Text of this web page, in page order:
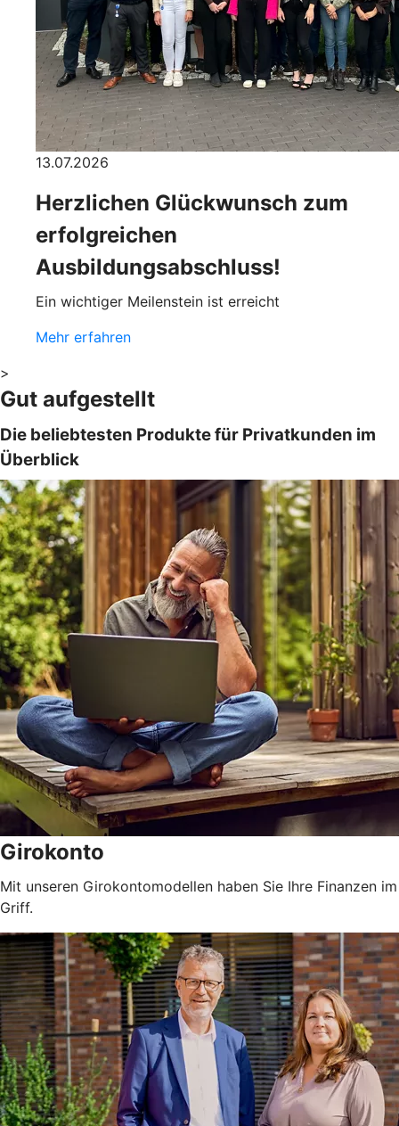
13.07.2026
Herzlichen Glückwunsch zum
erfolgreichen
Ausbildungsabschluss!
Ein wichtiger Meilenstein ist erreicht
Mehr erfahren
>
Gut aufgestellt
Die beliebtesten Produkte für Privatkunden im
Überblick
Girokonto
Mit unseren Girokontomodellen haben Sie Ihre Finanzen im
Griff.